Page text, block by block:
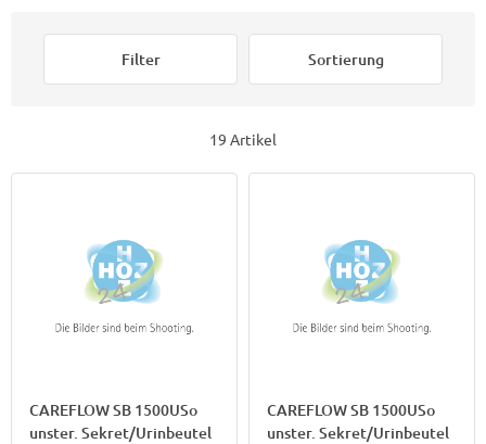
Filter Sortierung
19 Artikel
CAREFLOW SB 1500USo
unster. Sekret/Urinbeutel
CAREFLOW SB 1500USo
unster. Sekret/Urinbeutel